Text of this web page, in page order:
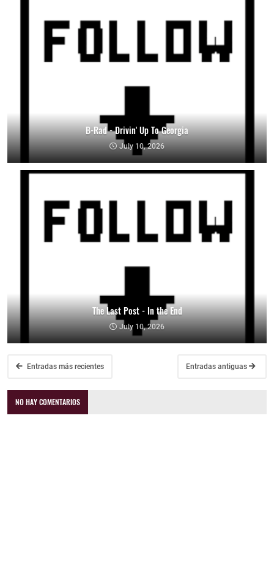
B-Rad - Drivin' Up To Georgia
July 10, 2026
The Last Post - In the End
July 10, 2026
Entradas más recientes Entradas antiguas
NO HAY COMENTARIOS